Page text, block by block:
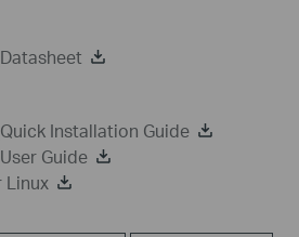
Installation Guide
Guide
Linux